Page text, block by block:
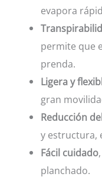
evapora
permite que
prenda.
Ligera y
gran
Reducción
y estructura,
Fácil cuidado
planchado.